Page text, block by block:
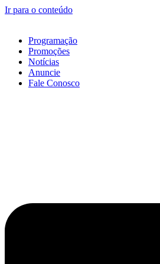
Ir para o conteúdo
Programação
Promoções
Notícias
Anuncie
Fale Conosco